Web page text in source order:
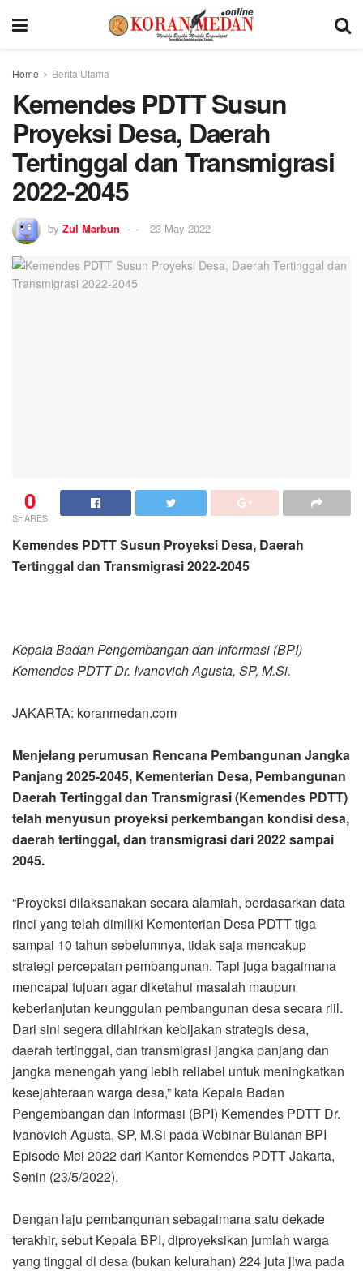
Home Berita Utama
Kemendes PDTT Susun
Proyeksi Desa, Daerah
Tertinggal dan Transmigrasi
2022-2045
by Zul Marbun 23 May 2022
0
SHARES
Kemendes PDTT Susun Proyeksi Desa, Daerah
Tertinggal dan Transmigrasi 2022-2045
Kepala Badan Pengembangan dan Informasi (BPI)
Kemendes PDTT Dr. Ivanovich Agusta, SP, M.Si.
JAKARTA: koranmedan.com
Menjelang perumusan Rencana Pembangunan Jangka
Panjang 2025-2045, Kementerian Desa, Pembangunan
Daerah Tertinggal dan Transmigrasi (Kemendes PDTT)
telah menyusun proyeksi perkembangan kondisi desa,
daerah tertinggal, dan transmigrasi dari 2022 sampai
2045.
“Proyeksi dilaksanakan secara alamiah, berdasarkan data
rinci yang telah dimiliki Kementerian Desa PDTT tiga
sampai 10 tahun sebelumnya, tidak saja mencakup
strategi percepatan pembangunan. Tapi juga bagaimana
mencapai tujuan agar diketahui masalah maupun
keberlanjutan keunggulan pembangunan desa secara riil.
Dari sini segera dilahirkan kebijakan strategis desa,
daerah tertinggal, dan transmigrasi jangka panjang dan
jangka menengah yang lebih reliabel untuk meningkatkan
kesejahteraan warga desa,” kata Kepala Badan
Pengembangan dan Informasi (BPI) Kemendes PDTT Dr.
Ivanovich Agusta, SP, M.Si pada Webinar Bulanan BPI
Episode Mei 2022 dari Kantor Kemendes PDTT Jakarta,
Senin (23/5/2022).
Dengan laju pembangunan sebagaimana satu dekade
terakhir, sebut Kepala BPI, diproyeksikan jumlah warga
yang tinggal di desa (bukan kelurahan) 224 juta jiwa pada